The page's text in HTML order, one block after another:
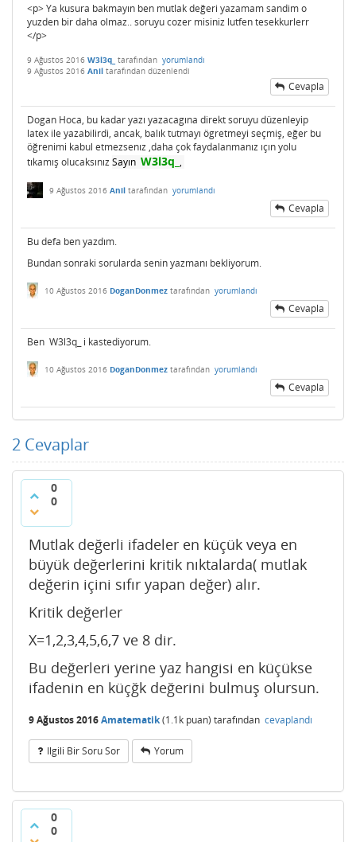
<p> Ya kusura bakmayın ben mutlak değeri yazamam sandim o
yuzden bir daha olmaz.. soruyu cozer misiniz lutfen tesekkurlerr
</p>
9 Ağustos 2016 W3l3q_ tarafından yorumlandı
9 Ağustos 2016 Anil tarafından düzenlendi
Cevapla
Dogan Hoca, bu kadar yazı yazacagına direkt soruyu düzenleyip
latex ile yazabilirdi, ancak, balık tutmayı ögretmeyi seçmiş, eğer bu
öğrenimi kabul etmezsenız ,daha çok faydalanmanız ıçın yolu
tıkamış olucaksınızSayın W3l3q_ ,
9 Ağustos 2016 Anil tarafından yorumlandı
Cevapla
Bu defa ben yazdım.
Bundan sonraki sorularda senin yazmanı bekliyorum.
10 Ağustos 2016 DoganDonmez tarafından yorumlandı
Cevapla
Ben W3l3q_ i kastediyorum.
10 Ağustos 2016 DoganDonmez tarafından yorumlandı
Cevapla
2 Cevaplar
0
0
Mutlak değerli ifadeler en küçük veya en
büyük değerlerini kritik nıktalarda( mutlak
değerin içini sıfır yapan değer) alır.
Kritik değerler
X=1,2,3,4,5,6,7 ve 8 dir.
Bu değerleri yerine yaz hangisi en küçükse
ifadenin en küçğk değerini bulmuş olursun.
9 Ağustos 2016Amatematik(1.1k puan) tarafından cevaplandı
Ilgili Bir Soru Sor Yorum
0
0